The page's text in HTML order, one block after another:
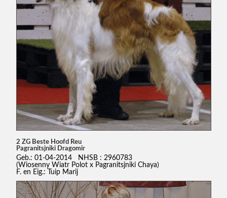
2 ZG Beste Hoofd Reu
Pagranitsjniki Dragomir
Geb.: 01-04-2014 NHSB : 2960783
(Wiosenny Wiatr Polot x Pagranitsjniki Chaya)
F. en Eig.: Tuip Marij